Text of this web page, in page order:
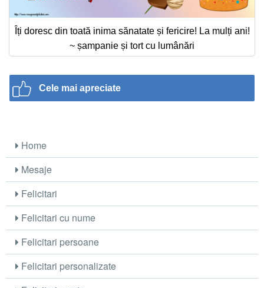
Îți doresc din toată inima sănatate și fericire! La mulți ani!
~ șampanie și tort cu lumânări
Cele mai apreciate
Home
Mesaje
Felicitari
Felicitari cu nume
Felicitari persoane
Felicitari personalizate